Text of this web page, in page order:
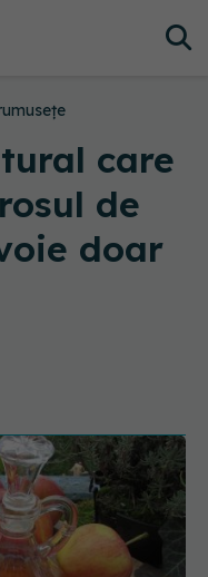
care
de
doar